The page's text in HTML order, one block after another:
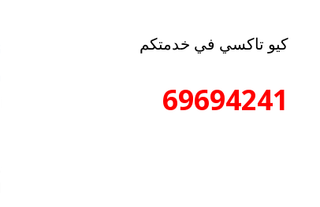
كيو تاكسي في خدمتكم
69694241